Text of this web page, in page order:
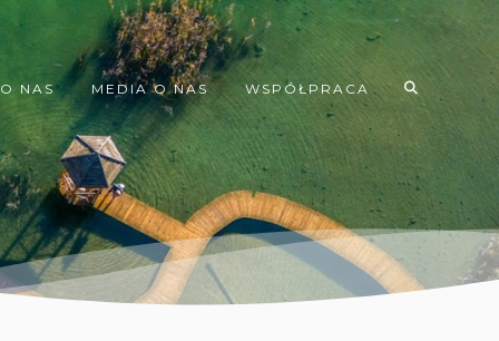
O NAS MEDIA O NAS WSPÓŁPRACA